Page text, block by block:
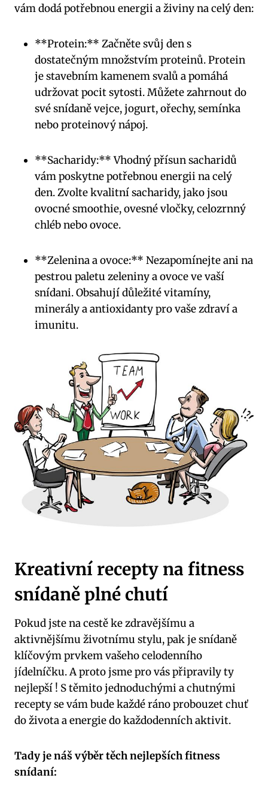
vám dodá potřebnou energii a živiny na celý den:
**Protein:** Začněte svůj den s
dostatečným množstvím proteinů. Protein
je stavebním kamenem svalů a pomáhá
udržovat pocit sytosti. Můžete zahrnout do
své snídaně vejce, jogurt, ořechy, semínka
nebo proteinový nápoj.
**Sacharidy:** Vhodný přísun sacharidů
vám poskytne potřebnou energii na celý
den. Zvolte kvalitní sacharidy, jako jsou
ovocné smoothie, ovesné vločky, celozrnný
chléb nebo ovoce.
**Zelenina a ovoce:** Nezapomínejte ani na
pestrou paletu zeleniny a ovoce ve vaší
snídani. Obsahují důležité vitamíny,
minerály a antioxidanty pro vaše zdraví a
imunitu.
Kreativní recepty na fitness
snídaně plné chutí
Pokud jste na cestě ke zdravějšímu a
aktivnějšímu životnímu stylu, pak je snídaně
klíčovým prvkem vašeho celodenního
jídelníčku. A proto jsme pro vás připravily ty
nejlepší ! S těmito jednoduchými a chutnými
recepty se vám bude každé ráno probouzet chuť
do života a energie do každodenních aktivit.
Tady je náš výběr těch nejlepších fitness
snídaní: